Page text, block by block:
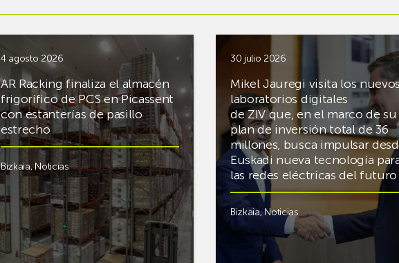
4 agosto 2026
AR Racking finaliza el almacén
frigorífico de PCS en Picassent
con estanterías de pasillo
estrecho
Bizkaia,Noticias
30 julio 2026
Mikel Jauregi visita los
laboratorios digitales
de ZIV que, en el marco de su
plan de inversión total de 36
millones, busca impulsar
Euskadi nueva tecnología
las redes eléctricas del futuro
Bizkaia,Noticias